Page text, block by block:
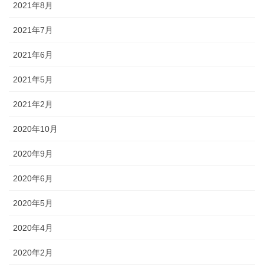
2021年8月
2021年7月
2021年6月
2021年5月
2021年2月
2020年10月
2020年9月
2020年6月
2020年5月
2020年4月
2020年2月